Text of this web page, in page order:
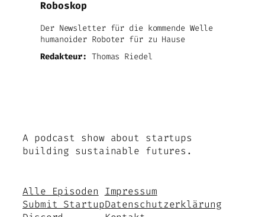
Roboskop
Der Newsletter für die kommende Welle
humanoider Roboter für zu Hause
Redakteur: Thomas Riedel
A podcast show about startups
building sustainable futures.
Alle Episoden
Submit Startup
Impressum
Datenschutzerklärung